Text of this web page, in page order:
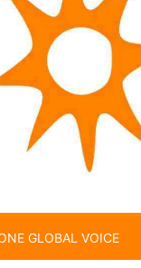
GLOBAL VOICE